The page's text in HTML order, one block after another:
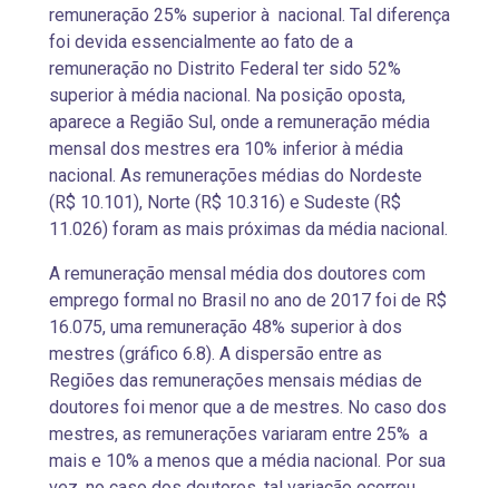
remuneração 25% superior à nacional. Tal diferença
foi devida essencialmente ao fato de a
remuneração no Distrito Federal ter sido 52%
superior à média nacional. Na posição oposta,
aparece a Região Sul, onde a remuneração média
mensal dos mestres era 10% inferior à média
nacional. As remunerações médias do Nordeste
(R$ 10.101), Norte (R$ 10.316) e Sudeste (R$
11.026) foram as mais próximas da média nacional.
A remuneração mensal média dos doutores com
emprego formal no Brasil no ano de 2017 foi de R$
16.075, uma remuneração 48% superior à dos
mestres (gráfico 6.8). A dispersão entre as
Regiões das remunerações mensais médias de
doutores foi menor que a de mestres. No caso dos
mestres, as remunerações variaram entre 25% a
mais e 10% a menos que a média nacional. Por sua